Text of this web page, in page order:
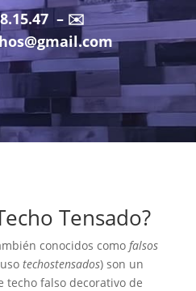
– ✉️
Tensado?
conocidos como falsos
techostensados) son un
techo falso decorativo de